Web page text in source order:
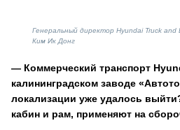
Генеральный директор Hyundai Truck and
Ким Ик Донг
— Коммерческий транспорт
калининградском заводе
локализации уже удалось
кабин и рам, применяют на